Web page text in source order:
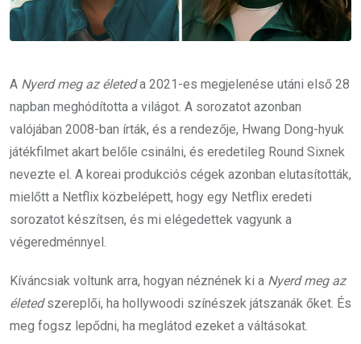
A Nyerd meg az életeda 2021-es megjelenése utáni első 28
napban meghódította a világot. A sorozatot azonban
valójában 2008-ban írták, és a rendezője, Hwang Dong-hyuk
játékfilmet akart belőle csinálni, és eredetileg Round Sixnek
nevezte el. A koreai produkciós cégek azonban elutasították,
mielőtt a Netflix közbelépett, hogy egy Netflix eredeti
sorozatot készítsen, és mi elégedettek vagyunk a
végeredménnyel.
Kíváncsiak voltunk arra, hogyan néznének ki a Nyerd meg az
életedszereplői, ha hollywoodi színészek játszanák őket. És
meg fogsz lepődni, ha meglátod ezeket a váltásokat.